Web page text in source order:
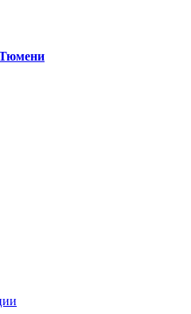
Тюмени